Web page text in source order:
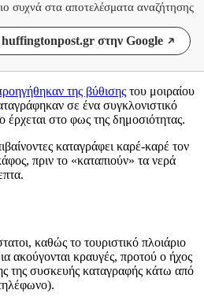
συχνά στα αποτελέσματα αναζήτησης
στην Google
της βύθισης του μοιραίου
σε ένα συγκλονιστικό
έρχεται στο φως της δημοσιότητας.
καταγράφει καρέ-καρέ τον
πριν το «καταπιούν» τα νερά
καθώς το τουριστικό πλοιάριο
ακούγονται κραυγές, προτού ο ήχος
της συσκευής καταγραφής κάτω από